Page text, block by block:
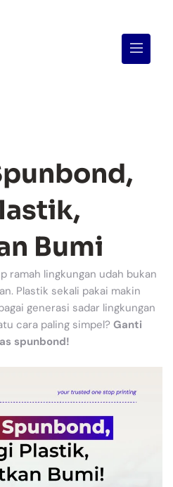
Menu
Bumi
ramah lingkungan udah bukan
Plastik sekali pakai makin
generasi sadar lingkungan
cara paling simpel? Ganti
spunbond!